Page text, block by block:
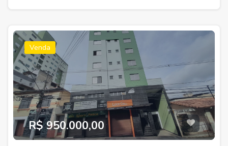
Venda
R$ 950.000,00